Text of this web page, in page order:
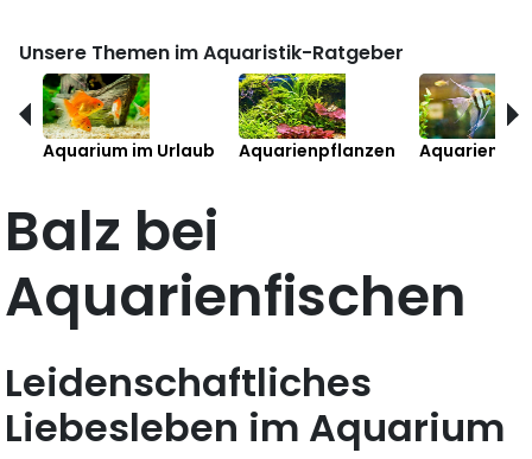
Unsere Themen im Aquaristik-Ratgeber
Aquarium im Urlaub Aquarienpflanzen
Balz bei
Aquarienfischen
Leidenschaftliches
Liebesleben im Aquarium